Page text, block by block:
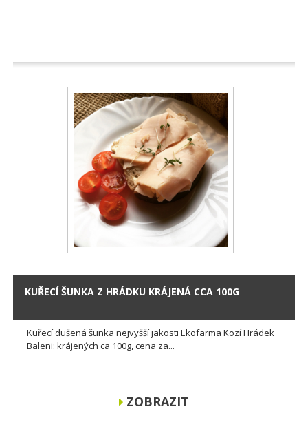
KUŘECÍ ŠUNKA Z HRÁDKU KRÁJENÁ CCA 100G
Kuřecí dušená šunka nejvyšší jakosti Ekofarma Kozí Hrádek
Baleni: krájených ca 100g, cena za...
ZOBRAZIT